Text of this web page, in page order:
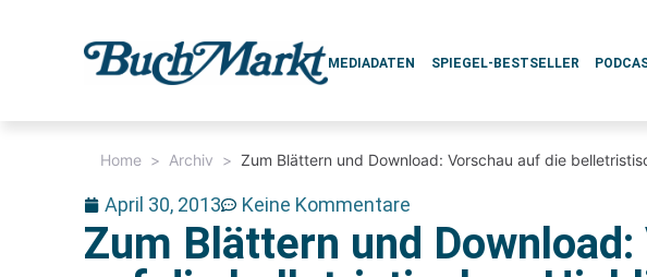
MEDIADATEN SPIEGEL-BESTSELLER
Home > Archiv > Zum Blättern und Download: Vorschau auf die
April 30, 2013 Keine Kommentare
Zum Blättern und Download: